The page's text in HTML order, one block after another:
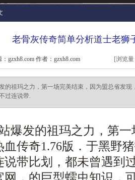
老骨灰传奇简单分析道士老狮
gzxh8.com 作者：gzxh8.com [浏览
的祖玛之力，第一场完美结束，因为盟总省发现
过连说带.
爆发的祖玛之力，第
血传奇1.76版．于黑野
说带比划，都未曾遇到